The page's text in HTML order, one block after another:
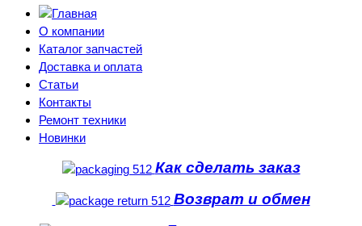
О компании
Каталог запчастей
Доставка и оплата
Статьи
Контакты
Ремонт техники
Новинки
Как сделать заказ
Возврат и обмен